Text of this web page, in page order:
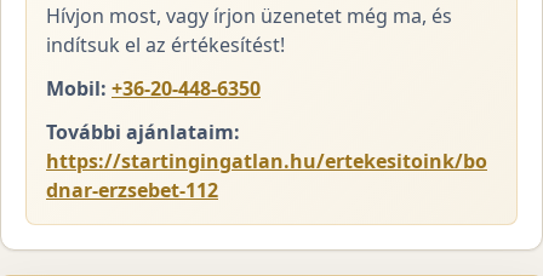
Hívjon most, vagy írjon üzenetet még ma, és
indítsuk el az értékesítést!
Mobil: +36-20-448-6350
További ajánlataim:
https://startingingatlan.hu/ertekesitoink/bo
dnar-erzsebet-112